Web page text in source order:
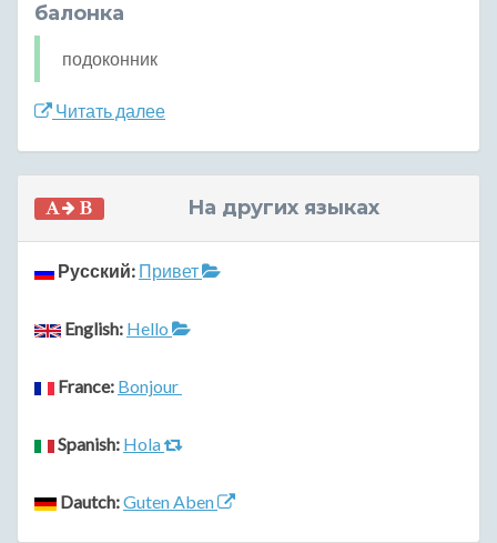
балонка
подоконник
Читать далее
На других языках
Русский: Привет
English: Hello
France: Bonjour
Spanish: Hola
Dautch:Guten Aben